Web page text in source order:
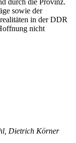
durch die Provinz.
sowie der
in der DDR
nicht
Dietrich Körner